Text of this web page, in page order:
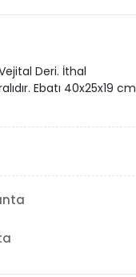
Deri. İthal
Ebatı 40x25x19 cm